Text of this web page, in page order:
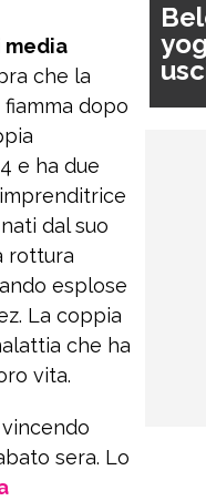
media
che la
dopo
e ha due
dal suo
rottura
esplose
La coppia
che ha
vita.
vincendo
sera. Lo